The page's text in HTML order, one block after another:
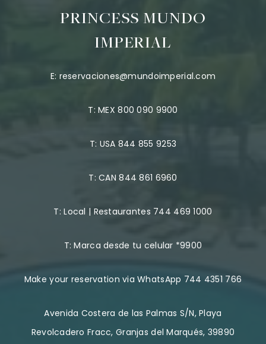
PRINCESS MUNDO
IMPERIAL
E: reservaciones@mundoimperial.com
T:MEX 800 090 9900
T: USA 844 855 9253
T:CAN 844 861 6960
T:Local | Restaurantes 744 469 1000
T:Marca desde tu celular *9900
Make your reservation via WhatsApp 744 4351 766
Avenida Costera de las Palmas S/N, Playa
Revolcadero Fracc, Granjas del Marqués, 39890